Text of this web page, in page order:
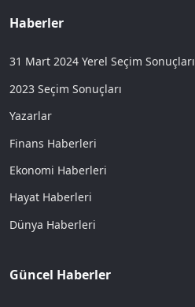
Haberler
31 Mart 2024 Yerel Seçim Sonuçları
2023 Seçim Sonuçları
Yazarlar
Finans Haberleri
Ekonomi Haberleri
Hayat Haberleri
Dünya Haberleri
Güncel Haberler